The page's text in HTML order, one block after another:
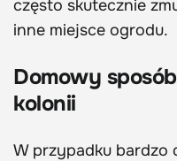
często skutecznie
inne miejsce ogrodu.
Domowy
kolonii
W przypadku bardzo